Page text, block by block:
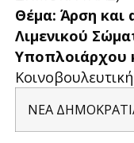
Θέμα: Άρση και
Λιμενικού
Υποπλοιάρχου
ΝΕΑ